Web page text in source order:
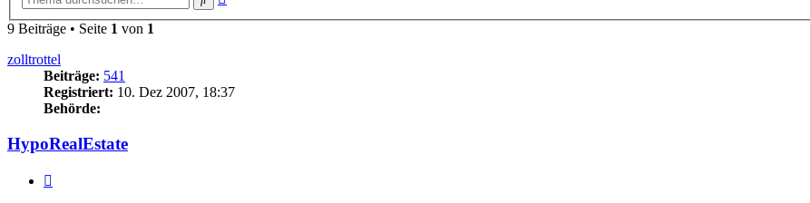
9 Beiträge • Seite 1 von 1
zolltrottel
Beiträge: 541
Registriert: 10. Dez 2007, 18:37
Behörde:
HypoRealEstate